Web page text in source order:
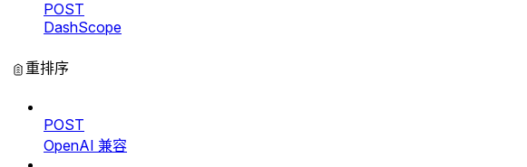
POST
DashScope
重排序
POST
OpenAI 兼容